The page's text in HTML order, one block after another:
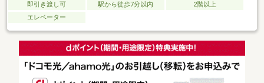
即引き渡し可 駅から徒歩7分以内
2階以上
エレベーター